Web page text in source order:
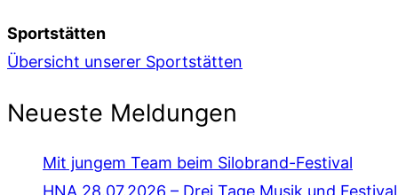
Sportstätten
Übersicht unserer Sportstätten
Neueste Meldungen
Mit jungem Team beim Silobrand-Festival
HNA 28.07.2026 – Drei Tage Musik und